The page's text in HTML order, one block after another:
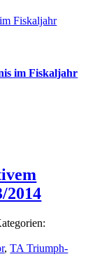
Fiskaljahr
im Fiskaljahr
2014
,TA Triumph-